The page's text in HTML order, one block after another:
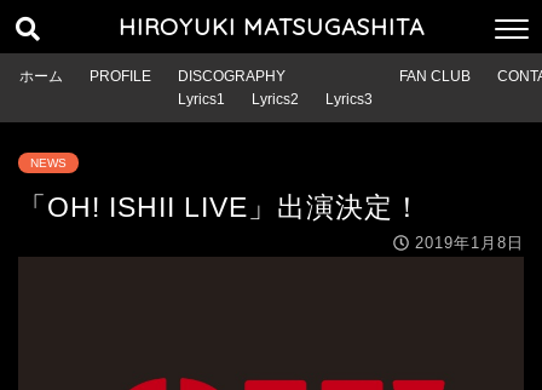
HIROYUKI MATSUGASHITA
ホーム PROFILE
DISCOGRAPHY
Lyrics1
Lyrics2 Lyrics3
FAN CLUB
NEWS
「OH! ISHII LIVE」出演決定！
2019年1月8日